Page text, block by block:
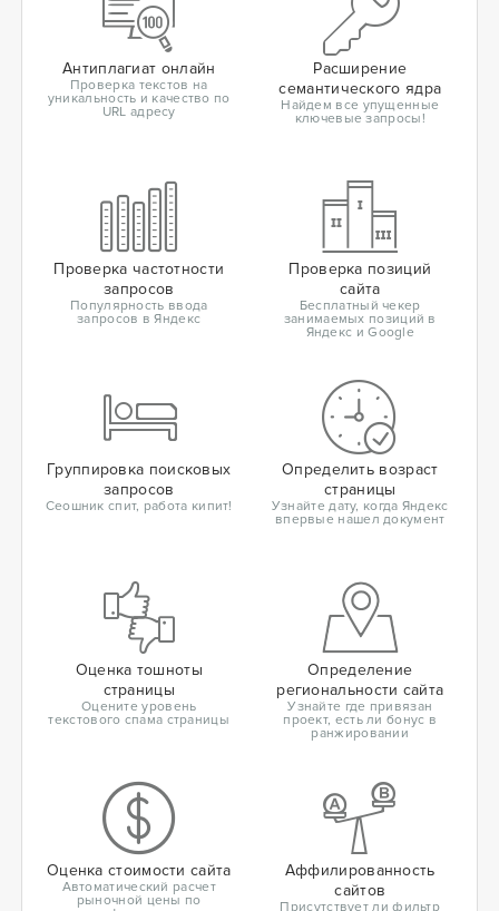
Антиплагиат онлайн
Проверка текстов на
уникальность и качество по
URL адресу
Расширение
семантического ядра
Найдем все упущенные
ключевые запросы!
Проверка частотности
запросов
Популярность ввода
запросов в Яндекс
Проверка позиций
сайта
Бесплатный чекер
занимаемых позиций в
Яндекс и Google
Группировка поисковых
запросов
Сеошник спит, работа кипит!
Определить возраст
страницы
Узнайте дату, когда Яндекс
впервые нашел документ
Оценка тошноты
страницы
Оцените уровень
текстового спама страницы
Определение
региональности сайта
Узнайте где привязан
проект, есть ли бонус в
ранжировании
Оценка стоимости сайта
Автоматический расчет
рыночной цены по
Аффилированность
сайтов
Присутствует ли фильтр